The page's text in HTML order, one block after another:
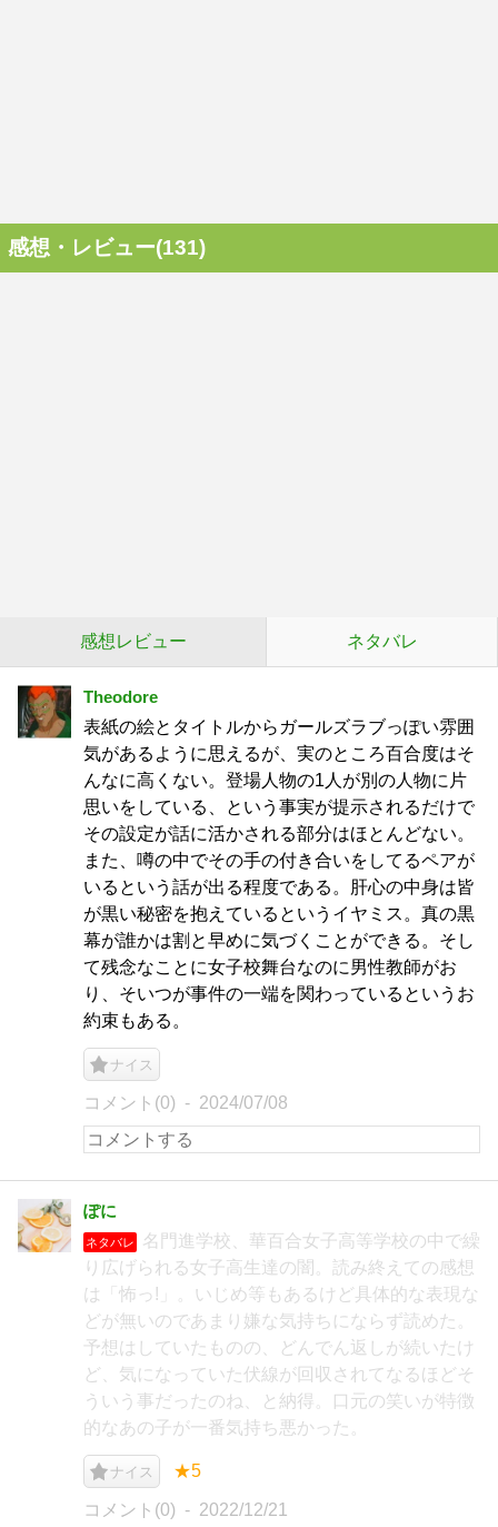
感想・レビュー(131)
感想レビュー ネタバレ
Theodore
表紙の絵とタイトルからガールズラブっぽい雰囲
気があるように思えるが、実のところ百合度はそ
んなに高くない。登場人物の1人が別の人物に片
思いをしている、という事実が提示されるだけで
その設定が話に活かされる部分はほとんどない。
また、噂の中でその手の付き合いをしてるペアが
いるという話が出る程度である。肝心の中身は皆
が黒い秘密を抱えているというイヤミス。真の黒
幕が誰かは割と早めに気づくことができる。そし
て残念なことに女子校舞台なのに男性教師がお
り、そいつが事件の一端を関わっているというお
約束もある。
ナイス
コメント(0) 2024/07/08
ぽに
ネタバレ
名門進学校、華百合女子高等学校の中で繰
り広げられる女子高生達の闇。読み終えての感想
は「怖っ!」。いじめ等もあるけど具体的な表現な
どが無いのであまり嫌な気持ちにならず読めた。
予想はしていたものの、どんでん返しが続いたけ
ど、気になっていた伏線が回収されてなるほどそ
ういう事だったのね、と納得。口元の笑いが特徴
的なあの子が一番気持ち悪かった。
ナイス ★5
コメント(0) 2022/12/21